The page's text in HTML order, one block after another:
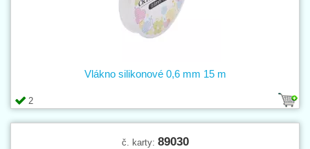
2
Vlákno silikonové 0,6 mm 15 m
č. karty: 89030